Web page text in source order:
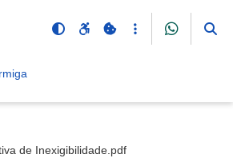
de Inexigibilidade.pdf